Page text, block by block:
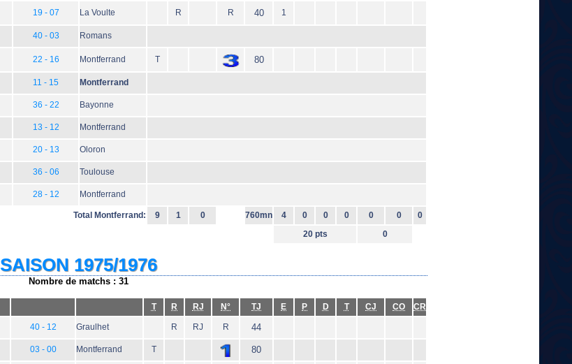
19 - 07 La Voulte R R 40 1
40 - 03 Romans
22 - 16 Montferrand T 80
11 - 15 Montferrand
36 - 22 Bayonne
13 - 12 Montferrand
20 - 13 Oloron
36 - 06 Toulouse
28 - 12 Montferrand
Total Montferrand: 9 1 0 760mn 4 0 0 0 0 0
0
20 pts
0
SAISON 1975/1976
Nombre de matchs : 31
T R RJ N° TJ E P D T CJ CO CR
40 - 12 Graulhet R RJ R 44
03 - 00 Montferrand T 80